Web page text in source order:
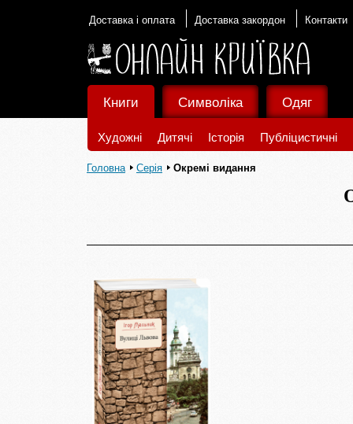
Доставка і оплата Доставка закордон Контакти
Книги
Художні Дитячі Історія Публіцистичні
Символіка Одяг
Головна Серія Окремі видання